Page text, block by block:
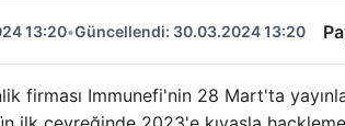
13:20•Güncellendi: 30.03.2024 13:20
firması Immunefi'nin 28 Mart'ta